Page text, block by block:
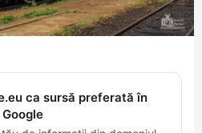
ca sursă preferată în
Google